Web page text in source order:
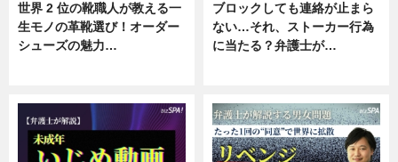
世界 2 位の靴職人が教える一
生モノの革靴選び！オーダー
シューズの魅力…
ブロックしても連絡が止まら
ない…それ、ストーカー行為
に当たる？弁護士が…